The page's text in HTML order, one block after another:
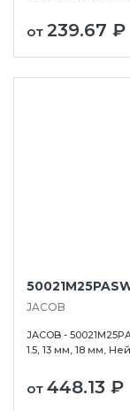
от 239.67 ₽
JACOB
JACOB -
1.5, 13 мм, 18 мм,
от 448.13 ₽